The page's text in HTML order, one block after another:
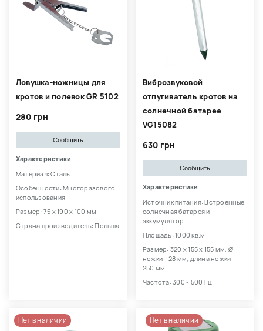
Ловушка-ножницы для
кротов и полевок GR 5102
280 грн
Сообщить
Характеристики
Материал: Сталь
Особенности: Многоразового
использования
Размер: 75 х 190 х 100 мм
Страна производитель: Польша
Виброзвуковой
отпугиватель кротов на
солнечной батарее
VG15082
630 грн
Сообщить
Характеристики
Источник питания: Встроенные
солнечная батарея и
аккумулятор
Площадь: 1000 кв.м
Размер: 320 х 155 х 155 мм, Ø
ножки - 28 мм, длина ножки -
250 мм
Частота: 300 - 500 Гц
Нет в наличии Нет в наличии